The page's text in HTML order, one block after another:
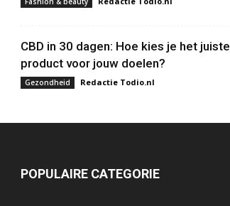
CBD in 30 dagen: Hoe kies je het juiste
product voor jouw doelen?
Gezondheid Redactie Todio.nl
POPULAIRE CATEGORIE